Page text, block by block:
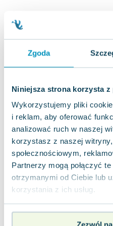
Zgoda
Niniejsza strona korzysta
Wykorzystujemy pliki
i reklam, aby oferować
analizować ruch w naszej
korzystasz z naszej
społecznościowym,
Partnerzy mogą połączyć
otrzymanymi od Ciebie lub
korzystania z ich usług.
Zezwól
Jan Sztaudynger
Małgorzata Ohme
Leszek Czarnecki
Maria Seweryn
Janina Zającówna
Eric Helms
Anna Prus (oprac.)
Nela Mała Reporterka
Agnieszka Maciąg
Barbara Wrzesińska
Terry Pratchett